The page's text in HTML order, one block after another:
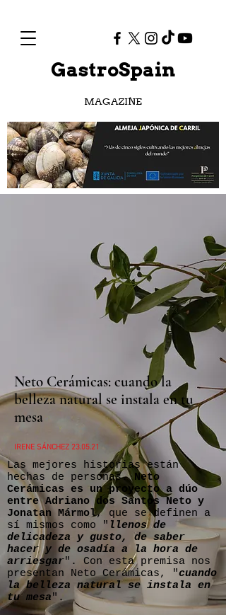
GastroSpain
MAGAZINE
Neto Cerámicas: cuando la
belleza natural se instala en tu
mesa
IRENE SÁNCHEZ 23.05.21
Las mejores historias están
hechas de personas. Neto
Cerámicas es un proyecto a dúo
entre Adriano dos Santos Neto y
Jonatan Mármol, que se definen a
sí mismos como " llenos de
delicadeza y gusto, de saber
hacer y de osadía a la hora de
arriesgar". Con esta premisa nos
presentan Neto Cerámicas, "cuando
la belleza natural se instala en
tu mesa".